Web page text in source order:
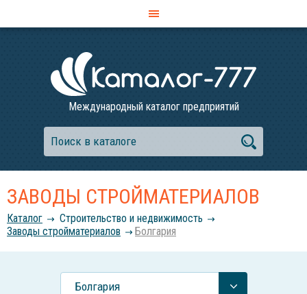
Международный каталог предприятий
ЗАВОДЫ СТРОЙМАТЕРИАЛОВ
Каталог
Строительство и недвижимость
Заводы стройматериалов
Болгария
Болгария